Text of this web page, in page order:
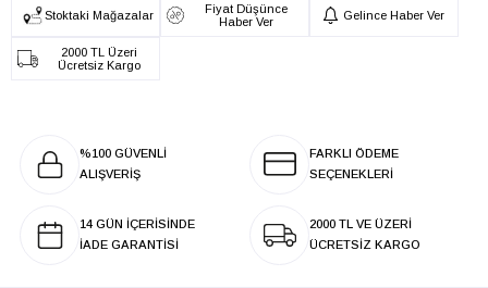
Stoktaki Mağazalar
Fiyat Düşünce
Haber Ver
Gelince Haber Ver
2000 TL Üzeri
Ücretsiz Kargo
%100 GÜVENLİ
ALIŞVERİŞ
FARKLI ÖDEME
SEÇENEKLERİ
14 GÜN İÇERİSİNDE
İADE GARANTİSİ
2000 TL VE ÜZERİ
ÜCRETSİZ KARGO